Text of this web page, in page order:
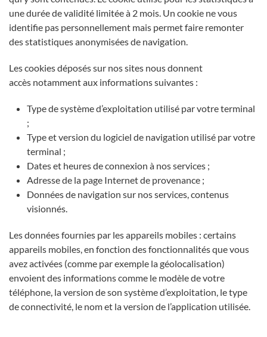
une durée de validité limitée à 2 mois. Un cookie ne vous
identifie pas personnellement mais permet faire remonter
des statistiques anonymisées de navigation.
Les cookies déposés sur nos sites nous donnent
accès notamment aux informations suivantes :
Type de système d’exploitation utilisé par votre terminal
;
Type et version du logiciel de navigation utilisé par votre
terminal ;
Dates et heures de connexion à nos services ;
Adresse de la page Internet de provenance ;
Données de navigation sur nos services, contenus
visionnés.
Les données fournies par les appareils mobiles : certains
appareils mobiles, en fonction des fonctionnalités que vous
avez activées (comme par exemple la géolocalisation)
envoient des informations comme le modèle de votre
téléphone, la version de son système d’exploitation, le type
de connectivité, le nom et la version de l’application utilisée.